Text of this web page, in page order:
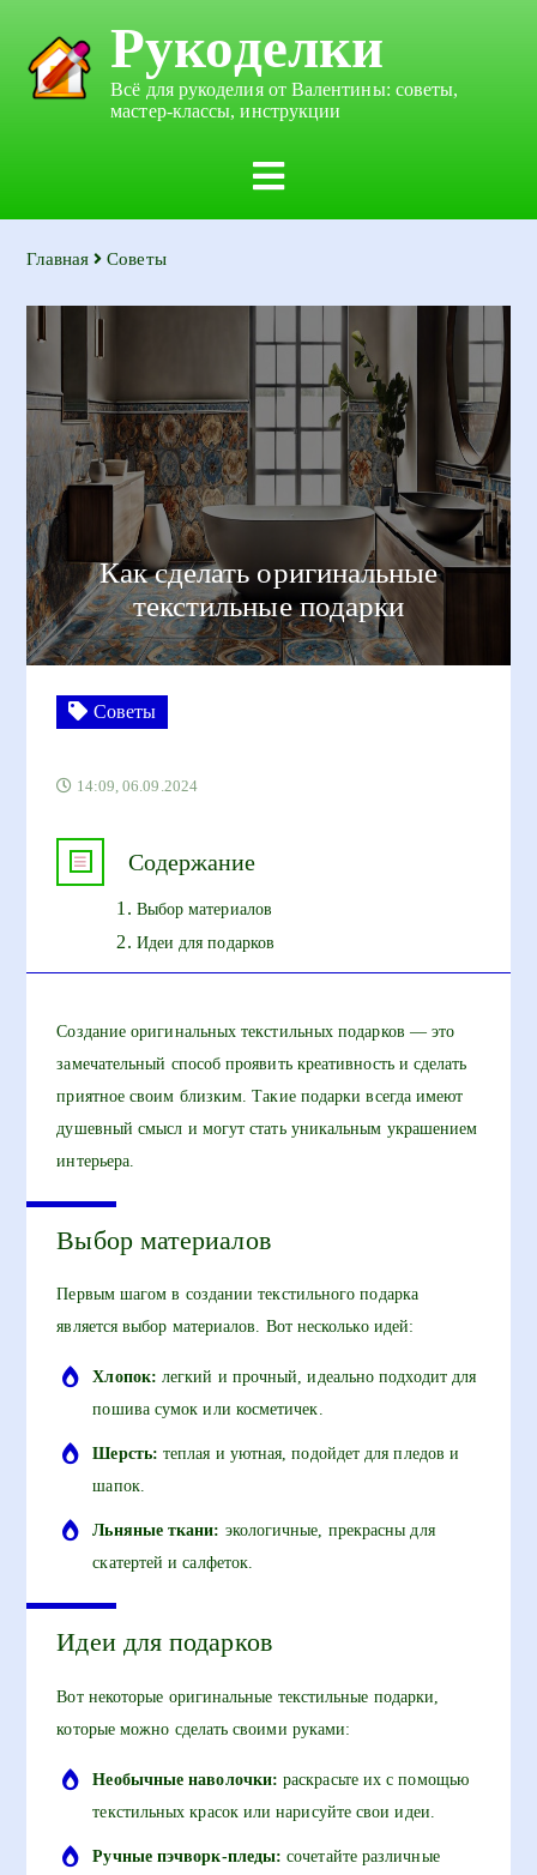
Рукоделки
Всё для рукоделия от Валентины: советы,
мастер-классы, инструкции
Главная Советы
Как сделать оригинальные
текстильные подарки
Советы
14:09, 06.09.2024
Содержание
Выбор материалов
Идеи для подарков
Создание оригинальных текстильных подарков — это
замечательный способ проявить креативность и сделать
приятное своим близким. Такие подарки всегда имеют
душевный смысл и могут стать уникальным украшением
интерьера.
Выбор материалов
Первым шагом в создании текстильного подарка
является выбор материалов. Вот несколько идей:
Хлопок: легкий и прочный, идеально подходит для
пошива сумок или косметичек.
Шерсть: теплая и уютная, подойдет для пледов и
шапок.
Льняные ткани: экологичные, прекрасны для
скатертей и салфеток.
Идеи для подарков
Вот некоторые оригинальные текстильные подарки,
которые можно сделать своими руками:
Необычные наволочки: раскрасьте их с помощью
текстильных красок или нарисуйте свои идеи.
Ручные пэчворк-пледы: сочетайте различные